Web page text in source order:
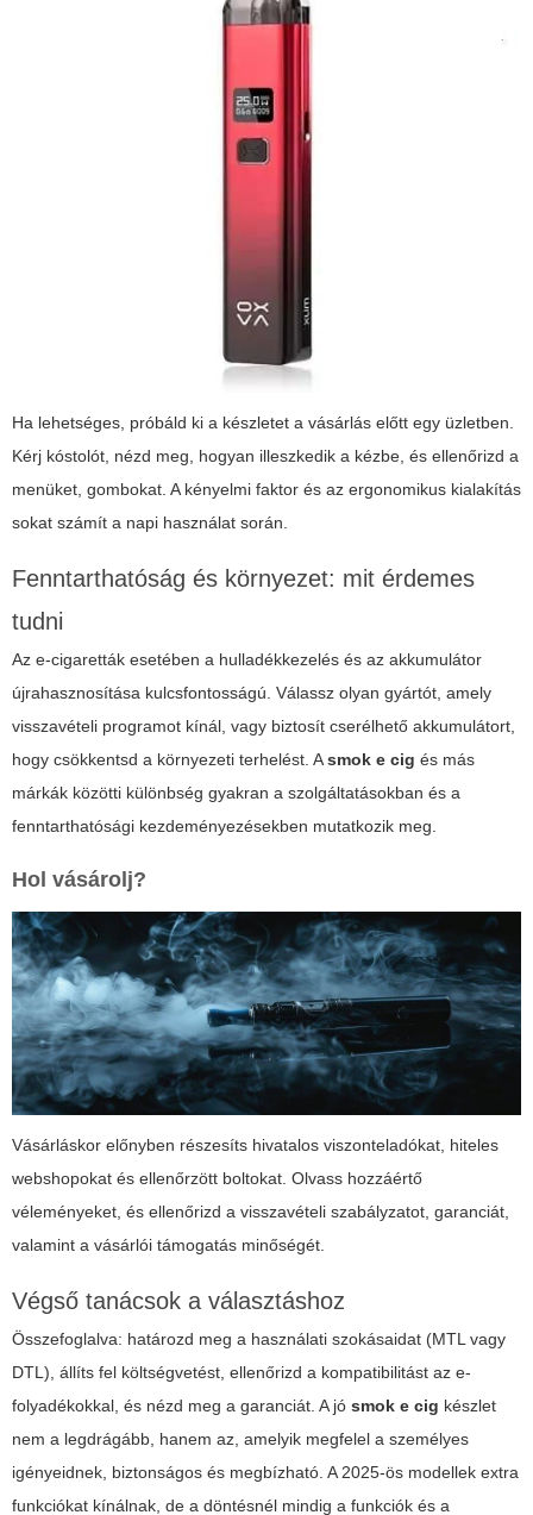
Ha lehetséges, próbáld ki a készletet a vásárlás előtt egy üzletben.
Kérj kóstolót, nézd meg, hogyan illeszkedik a kézbe, és ellenőrizd a
menüket, gombokat. A kényelmi faktor és az ergonomikus kialakítás
sokat számít a napi használat során.
Fenntarthatóság és környezet: mit érdemes
tudni
Az e-cigaretták esetében a hulladékkezelés és az akkumulátor
újrahasznosítása kulcsfontosságú. Válassz olyan gyártót, amely
visszavételi programot kínál, vagy biztosít cserélhető akkumulátort,
hogy csökkentsd a környezeti terhelést. Asmok e cig és más
márkák közötti különbség gyakran a szolgáltatásokban és a
fenntarthatósági kezdeményezésekben mutatkozik meg.
Hol vásárolj?
Vásárláskor előnyben részesíts hivatalos viszonteladókat, hiteles
webshopokat és ellenőrzött boltokat. Olvass hozzáértő
véleményeket, és ellenőrizd a visszavételi szabályzatot, garanciát,
valamint a vásárlói támogatás minőségét.
Végső tanácsok a választáshoz
Összefoglalva: határozd meg a használati szokásaidat (MTL vagy
DTL), állíts fel költségvetést, ellenőrizd a kompatibilitást az e-
folyadékokkal, és nézd meg a garanciát. A jó smok e cig készlet
nem a legdrágább, hanem az, amelyik megfelel a személyes
igényeidnek, biztonságos és megbízható. A 2025-ös modellek extra
funkciókat kínálnak, de a döntésnél mindig a funkciók és a